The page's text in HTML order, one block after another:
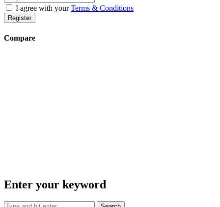
I agree with yourTerms & Conditions
Register
Compare
Enter your keyword